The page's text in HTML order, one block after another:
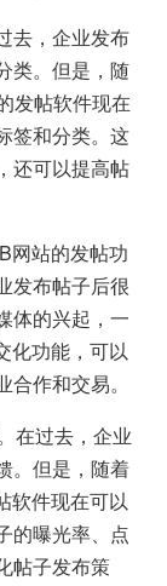
去，企业发布
类。但是，随
发帖软件现在
签和分类。这
还可以提高帖
网站的发帖功
发布帖子后很
体的兴起，一
化功能，可以
作和交易。
在过去，企业
。但是，随着
软件现在可以
的曝光率、点
帖子发布策